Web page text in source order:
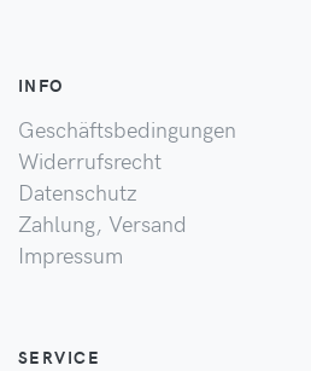
INFO
Geschäftsbedingungen
Widerrufsrecht
Datenschutz
Zahlung, Versand
Impressum
SERVICE